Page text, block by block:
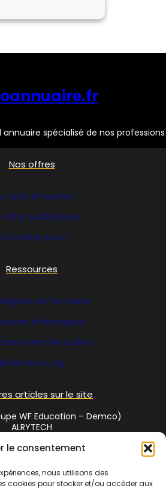
le consentement
nous utilisons des
cookies pour stocker et/ou accéder aux
GLOBAL
spécialisé de nos professions
Nos offres
tarifs d’insertion
offres publicitaires
nous
Ressources
de l’annuaire
thématiques
Marchés publics
Bibliofrance.org
articles sur le site
WF Education – Demco)
ALRYTECH
Social Media